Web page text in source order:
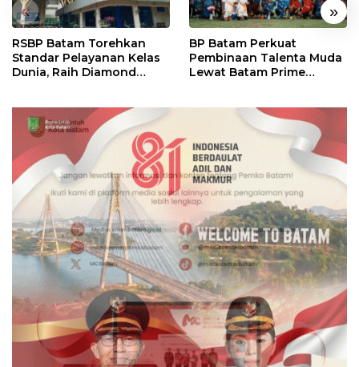
« »
RSBP Batam Torehkan
Standar Pelayanan Kelas
Dunia, Raih Diamond
BP Batam Perkuat
Pembinaan Talenta Muda
Lewat Batam Prime